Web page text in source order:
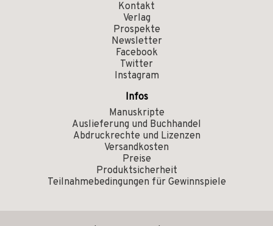
Kontakt
Verlag
Prospekte
Newsletter
Facebook
Twitter
Instagram
Infos
Manuskripte
Auslieferung und Buchhandel
Abdruckrechte und Lizenzen
Versandkosten
Preise
Produktsicherheit
Teilnahmebedingungen für Gewinnspiele